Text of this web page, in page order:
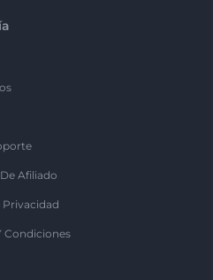
Afiliado
Privacidad
Condiciones